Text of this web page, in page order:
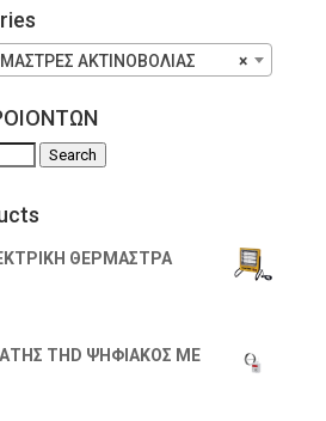
×
ΑΚΤΙΝΟΒΟΛΙΑΣ
Search
ΘΕΡΜΑΣΤΡΑ
THD ΨΗΦΙΑΚΟΣ ΜΕ